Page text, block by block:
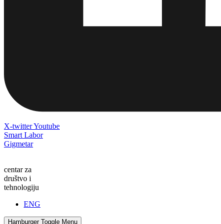
X-twitterYoutube
Smart Labor
Gigmetar
centar za
društvo i
tehnologiju
ENG
Hamburger Toggle Menu